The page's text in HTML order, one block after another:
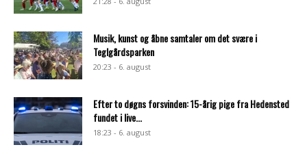
Musik, kunst og åbne samtaler om det svære i
Teglgårdsparken
20:23 - 6. august
Efter to døgns forsvinden: 15-årig pige fra Hedensted
fundet i live...
18:23 - 6. august